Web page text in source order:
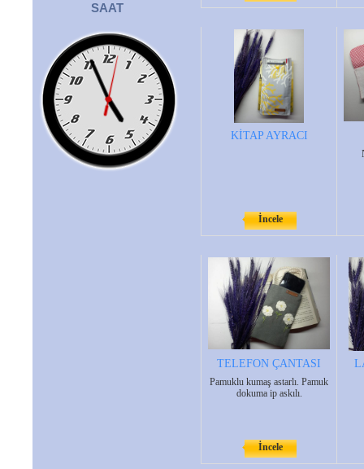
SAAT
KİTAP AYRACI
İncele
TELEFON ÇANTASI
Pamuklu kumaş astarlı. Pamuk
dokuma ip askılı.
İncele